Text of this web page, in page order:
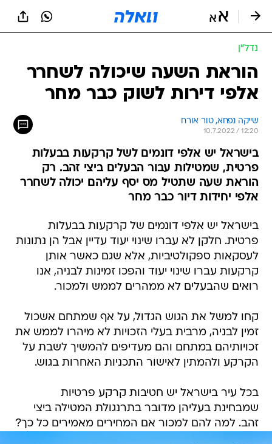
נדל״ן
הוראת השעה שיכולה לשחרר
אלפי דירות לשוק כבר מחר
שייקה נפחא, טור אורח
10.7.2022 / 12:20
בישראל יש אלפי דונמים לשל קרקעות בבעלות
פרטית, שמטילות עבור הבעלים ביצי זהב. רק
הוראת שעה שתטיל מס יסף עליהם יכולה לשחרר
אלפי יחידות דיור כבר מחר
בישראל יש אלפי דונמים של קרקעות בבעלות
פרטית. חלקן לא עברו שינוי יעוד עדיין אבל הן נתונות
לעסקאות ספקולטיביות, אלא שגם כאשר אותן
קרקעות עברו שינוי יעוד והפכו זמינות לבניה, אנו
רואים שהבעלים לא ממהרים לממש ולמכור.
קחו למשל את הגוש הגדול, על אף שמתחם אשכול
זמין לבניה, מרבית בעלי הזכויות לא מיהרו לממש את
זכויותיהם במתחם והם מעדיפים להמשיך לשבת על
הקרקע ולהמתין לאישור התכניות האחרות בגוש.
בכל עיר בישראל יש חטיבות קרקע פרטיות
שמבחינת בעליהן מדובר בתרנגולת המטילה ביצי
זהב. למה להם למכור אם המחירים מאמירים כל כך?